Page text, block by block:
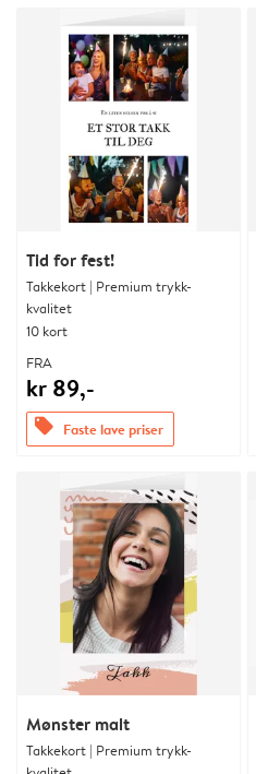
Tid for fest!
Takkekort | Premium trykk-
kvalitet
10 kort
FRA
kr 89,-
offers Faste lave priser
Mønster malt
Takkekort | Premium trykk-